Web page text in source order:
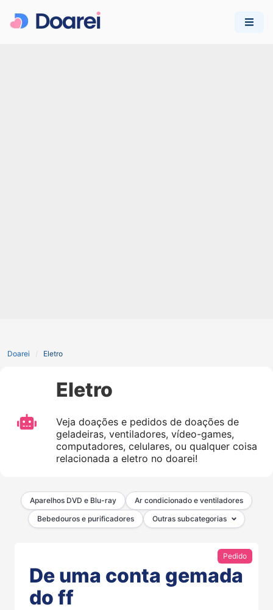
Doarei Eletro
Eletro
Veja doações e pedidos de doações de
geladeiras, ventiladores, vídeo-games,
computadores, celulares, ou qualquer coisa
relacionada a eletro no doarei!
Aparelhos DVD e Blu-ray
Ar condicionado e ventiladores
Bebedouros e purificadores
Outras subcategorias
Pedido
De uma conta gemada
do ff